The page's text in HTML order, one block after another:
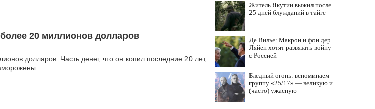
20 миллионов долларов
долларов. Часть денег, что он копил последние 20 лет,
Житель Якутии выжил после
25 дней блужданий в тайге
Де Вилье: Макрон и фон дер
Ляйен хотят развязать войну
с Россией
Бледный огонь: вспоминаем
группу «25/17» — великую и
(часто) ужасную